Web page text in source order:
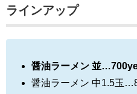
ラインアップ
醤油ラーメン 並
醤油ラーメン 中1.5玉